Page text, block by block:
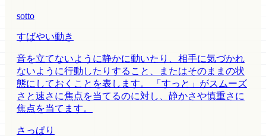
sotto
すばやい動き
音を立てないように静かに動いたり、相手に気づかれ
ないように行動したりすること、またはそのままの状
態にしておくことを表します。 「すっと」がスムーズ
さと速さに焦点を当てるのに対し、静かさや慎重さに
焦点を当てます。
さっぱり